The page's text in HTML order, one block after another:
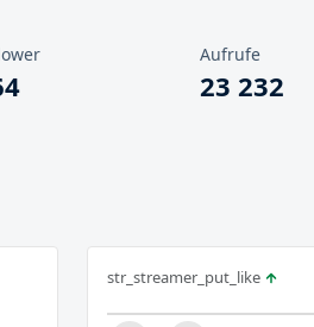
Aufrufe
23 232
str_streamer_put_like